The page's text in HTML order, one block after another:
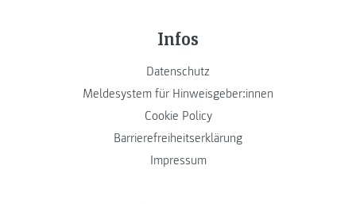
Infos
Datenschutz
Meldesystem für Hinweisgeber:innen
Cookie Policy
Barrierefreiheitserklärung
Impressum